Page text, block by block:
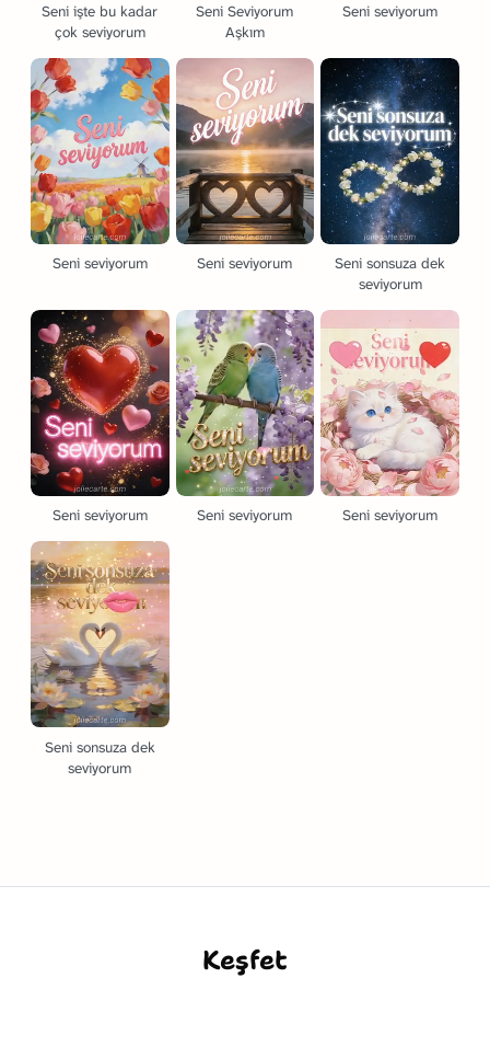
Seni işte bu kadar
çok seviyorum
Seni Seviyorum
Aşkım
Seni seviyorum
Seni seviyorum Seni seviyorum
Seni sonsuza dek
seviyorum
Seni seviyorum Seni seviyorum Seni seviyorum
Seni sonsuza dek
seviyorum
Keşfet